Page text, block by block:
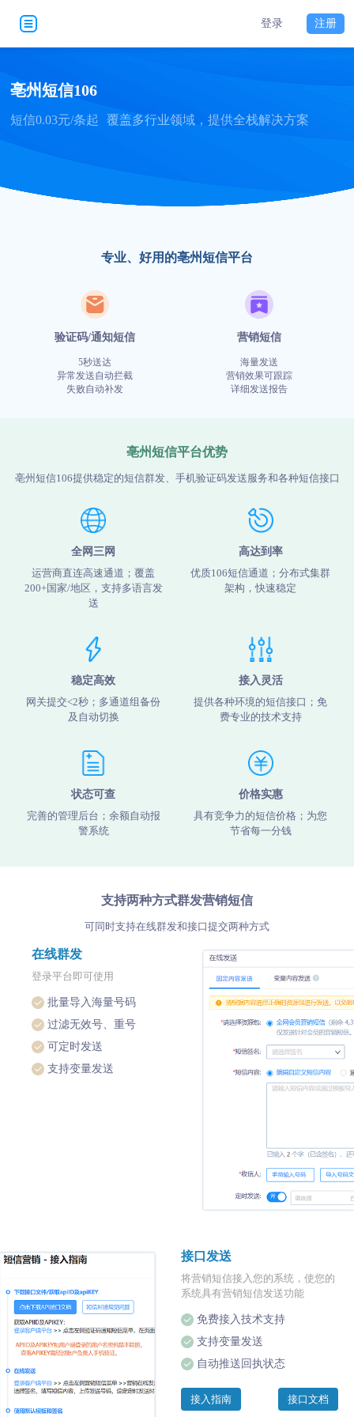
登录 注册
亳州短信106
短信0.03元/条起 覆盖多行业领域，提供全栈解决方案
专业、好用的亳州短信平台
验证码/通知短信
5秒送达
异常发送自动拦截
失败自动补发
营销短信
海量发送
营销效果可跟踪
详细发送报告
亳州短信平台优势
亳州短信106提供稳定的短信群发、手机验证码发送服务和各种短信接口
全网三网
运营商直连高速通道；覆盖
200+国家/地区，支持多语言发
送
高达到率
优质106短信通道；分布式集群
架构，快速稳定
稳定高效
网关提交<2秒；多通道组备份
及自动切换
接入灵活
提供各种环境的短信接口；免
费专业的技术支持
状态可查
完善的管理后台；余额自动报
警系统
价格实惠
具有竞争力的短信价格；为您
节省每一分钱
支持两种方式群发营销短信
可同时支持在线群发和接口提交两种方式
在线群发
登录平台即可使用
批量导入海量号码
过滤无效号、重号
可定时发送
支持变量发送
接口发送
将营销短信接入您的系统，使您的
系统具有营销短信发送功能
免费接入技术支持
支持变量发送
自动推送回执状态
接入指南 接口文档